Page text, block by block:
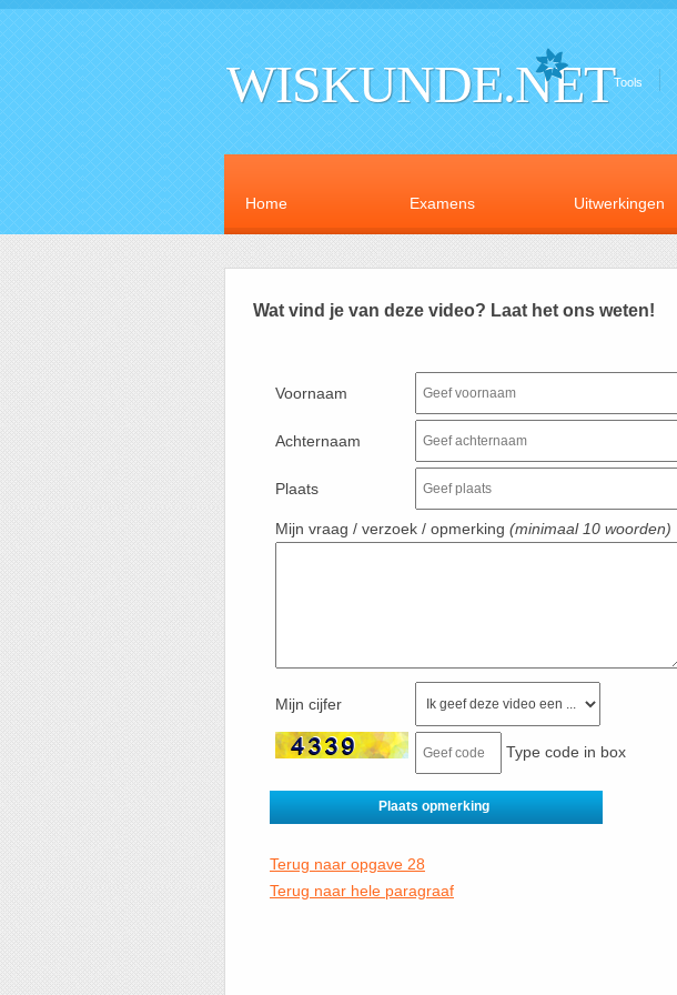
WISKUNDE.NETTools
Home Examens Uitwerkingen
Wat vind je van deze video? Laat het ons weten!
Voornaam
Achternaam
Plaats
Mijn vraag / verzoek / opmerking (minimaal 10 woorden)
Mijn cijfer
Type code in box
Terug naar opgave 28
Terug naar hele paragraaf